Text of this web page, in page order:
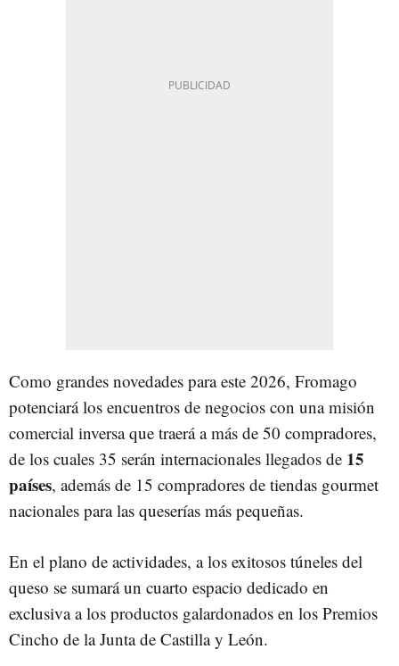
Como grandes novedades para este 2026, Fromago
potenciará los encuentros de negocios con una misión
comercial inversa que traerá a más de 50 compradores,
de los cuales 35 serán internacionales llegados de 15
países, además de 15 compradores de tiendas gourmet
nacionales para las queserías más pequeñas.
En el plano de actividades, a los exitosos túneles del
queso se sumará un cuarto espacio dedicado en
exclusiva a los productos galardonados en los Premios
Cincho de la Junta de Castilla y León.